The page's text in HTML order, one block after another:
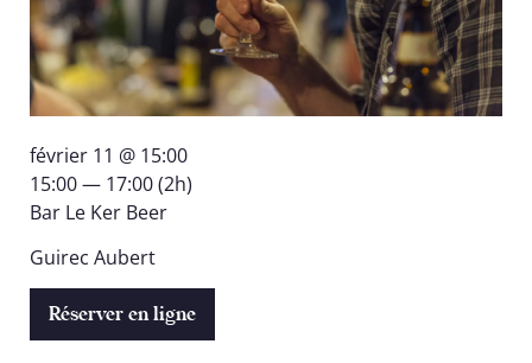
février 11 @ 15:00
15:00 — 17:00(2h)
Bar Le Ker Beer
Guirec Aubert
Réserver en ligne